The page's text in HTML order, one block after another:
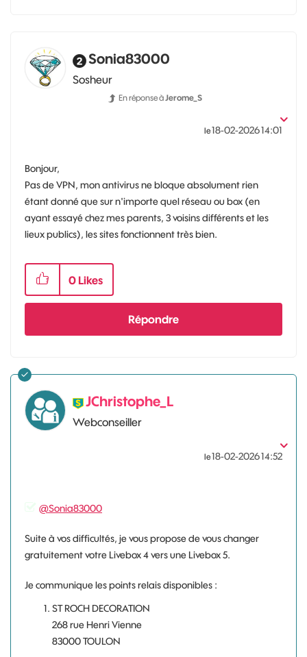
Sonia83000
Sosheur
En réponse àJerome_S
le‎18-02-202614:01
Bonjour,
Pas de VPN, mon antivirus ne bloque absolument rien
étant donné que sur n'importe quel réseau ou box (en
ayant essayé chez mes parents, 3 voisins différents et les
lieux publics), les sites fonctionnent très bien.
0 Likes
Répondre
JChristophe_L
Webconseiller
le‎18-02-202614:52
@Sonia83000
Suite à vos difficultés, je vous propose de vous changer
gratuitement votre Livebox 4 vers une Livebox 5.
Je communique les points relais disponibles :
ST ROCH DECORATION
268 rue Henri Vienne
83000 TOULON